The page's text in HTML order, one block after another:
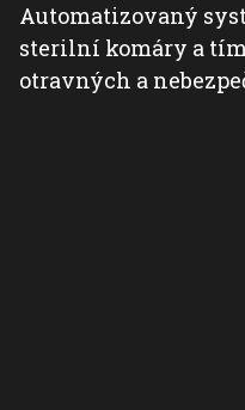
Automatizovaný
sterilní komáry a
otravných a